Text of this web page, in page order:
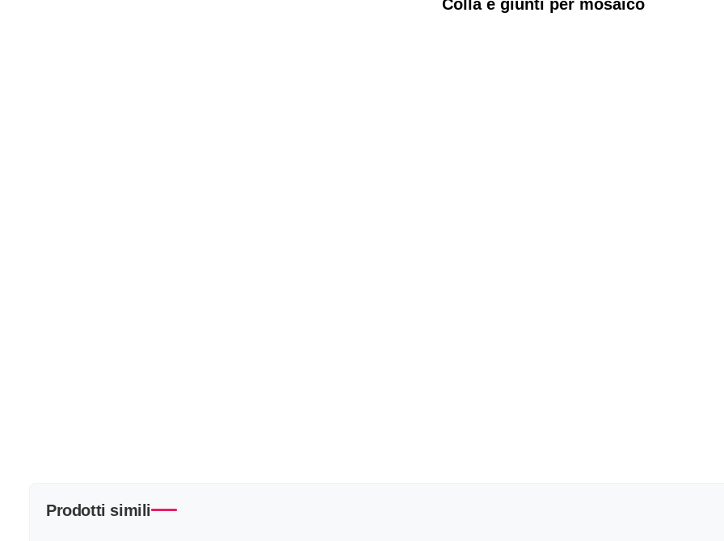
Colla e giunti per mosaico
Prodotti simili